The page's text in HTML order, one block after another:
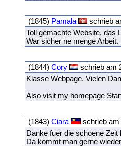
(1845) Pamala
schrieb
Toll gemachte Website, das
War sicher ne menge Arbeit.
(1844) Cory
schrieb am
Klasse Webpage. Vielen
Also visit my homepage
(1843) Ciara
schrieb
Danke fuer die schoene Zeit
Da kommt man gerne